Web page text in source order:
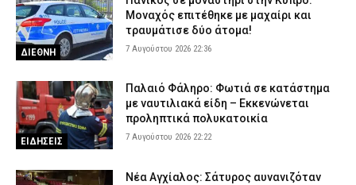
ΔΙΕΘΝΗ
Μοναχός επιτέθηκε με μαχαίρι και
τραυμάτισε δύο άτομα!
7 Αυγούστου 2026 22:36
ΕΙΔΗΣΕΙΣ
Παλαιό Φάληρο: Φωτιά σε κατάστημα
με ναυτιλιακά είδη – Εκκενώνεται
προληπτικά πολυκατοικία
7 Αυγούστου 2026 22:22
Νέα Αγχίαλος: Σάτυρος αυνανιζόταν